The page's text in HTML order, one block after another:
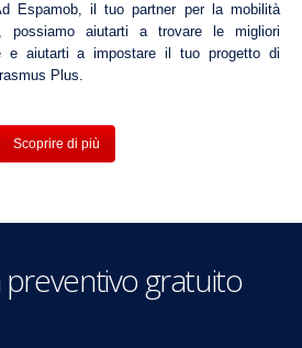
Espamob, il tuo partner per la mobilità
possiamo aiutarti a trovare le migliori
e aiutarti a impostare il tuo progetto di
Plus.
Scoprire di più
preventivo gratuito